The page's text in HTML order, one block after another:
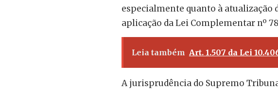
especialmente quanto à atualização
aplicação da Lei Complementar nº
Leia também Art. 1.507 da Lei
A jurisprudência do Supremo